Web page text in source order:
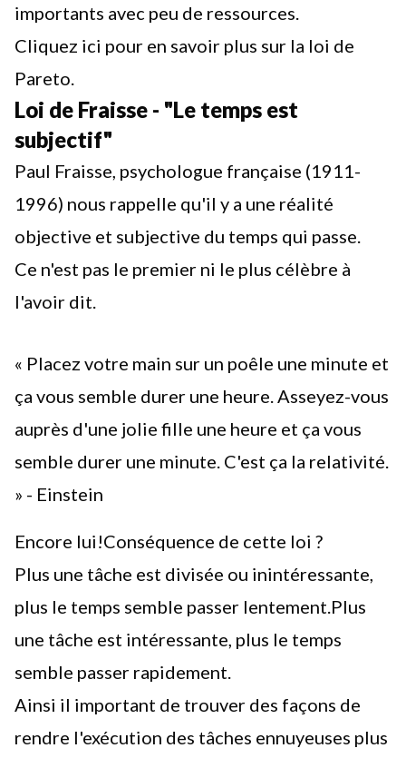
importants avec peu de ressources.
Cliquez ici pour en savoir plus sur la loi de
Pareto.
Loi de Fraisse - "Le temps est
subjectif"
Paul Fraisse, psychologue française (1911-
1996) nous rappelle qu'il y a une réalité
objective et subjective du temps qui passe.
Ce n'est pas le premier ni le plus célèbre à
l'avoir dit.
« Placez votre main sur un poêle une minute et
ça vous semble durer une heure. Asseyez-vous
auprès d'une jolie fille une heure et ça vous
semble durer une minute. C'est ça la relativité.
» - Einstein
Encore lui!Conséquence de cette loi ?
Plus une tâche est divisée ou inintéressante,
plus le temps semble passer lentement.Plus
une tâche est intéressante, plus le temps
semble passer rapidement.
Ainsi il important de trouver des façons de
rendre l'exécution des tâches ennuyeuses plus